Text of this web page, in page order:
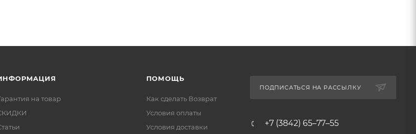
на товар
ПОМОЩЬ
Как сделать Возврат
Условия оплаты
Условия доставки
ПОДПИСАТЬСЯ НА РАССЫЛКУ
+7 (3842) 65–77–55